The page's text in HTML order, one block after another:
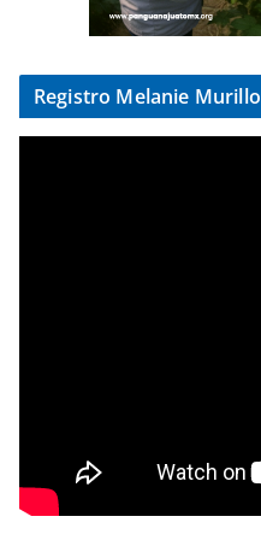
Registro Melanie Murillo